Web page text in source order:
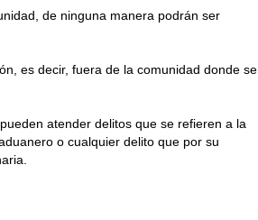
de ninguna manera podrán ser
es decir, fuera de la comunidad donde se
atender delitos que se refieren a la
o cualquier delito que por su